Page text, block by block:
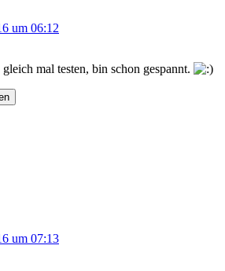
um 06:12
mal testen, bin schon gespannt.
um 07:13